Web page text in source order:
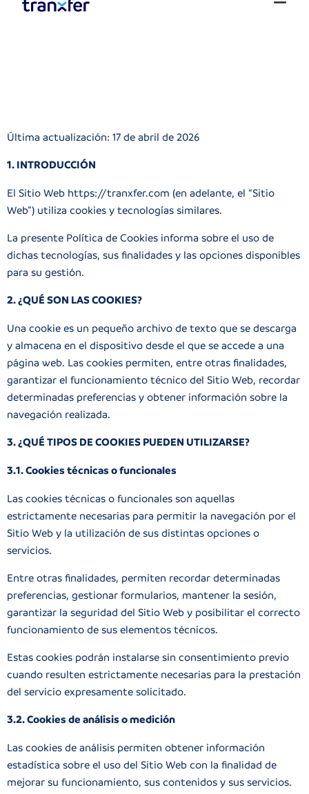
Última actualización: 17 de abril de 2026
1. INTRODUCCIÓN
El Sitio Web https://tranxfer.com (en adelante, el “Sitio
Web”) utiliza cookies y tecnologías similares.
La presente Política de Cookies informa sobre el uso de
dichas tecnologías, sus finalidades y las opciones disponibles
para su gestión.
2. ¿QUÉ SON LAS COOKIES?
Una cookie es un pequeño archivo de texto que se descarga
y almacena en el dispositivo desde el que se accede a una
página web. Las cookies permiten, entre otras finalidades,
garantizar el funcionamiento técnico del Sitio Web, recordar
determinadas preferencias y obtener información sobre la
navegación realizada.
3. ¿QUÉ TIPOS DE COOKIES PUEDEN UTILIZARSE?
3.1. Cookies técnicas o funcionales
Las cookies técnicas o funcionales son aquellas
estrictamente necesarias para permitir la navegación por el
Sitio Web y la utilización de sus distintas opciones o
servicios.
Entre otras finalidades, permiten recordar determinadas
preferencias, gestionar formularios, mantener la sesión,
garantizar la seguridad del Sitio Web y posibilitar el correcto
funcionamiento de sus elementos técnicos.
Estas cookies podrán instalarse sin consentimiento previo
cuando resulten estrictamente necesarias para la prestación
del servicio expresamente solicitado.
3.2. Cookies de análisis o medición
Las cookies de análisis permiten obtener información
estadística sobre el uso del Sitio Web con la finalidad de
mejorar su funcionamiento, sus contenidos y sus servicios.